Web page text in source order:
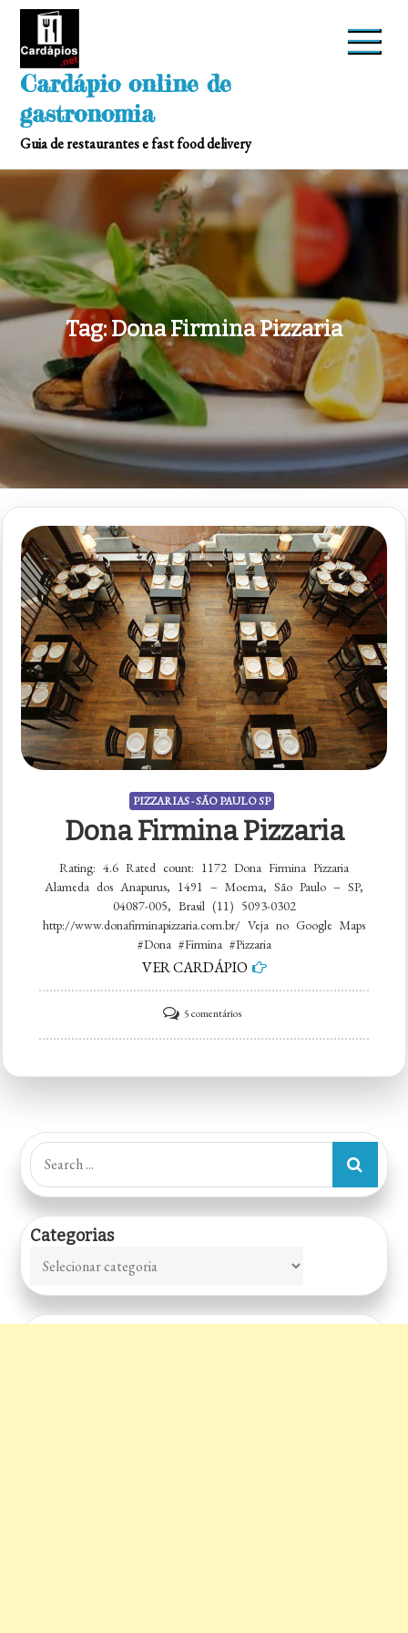
Skip
Cardápio online de
gastronomia
Guia de restaurantes e fast food delivery
Tag:Dona Firmina Pizzaria
PIZZARIAS - SÃO PAULO SP
Dona Firmina Pizzaria
Rating: 4.6 Rated count: 1172 Dona Firmina Pizzaria
Alameda dos Anapurus, 1491 – Moema, São Paulo – SP,
04087-005, Brasil (11) 5093-0302
http://www.donafirminapizzaria.com.br/ Veja no Google Maps
#Dona #Firmina #Pizzaria
VER CARDÁPIO
5 comentáriosem
Dona
Search
for:
Categorias
Categorias